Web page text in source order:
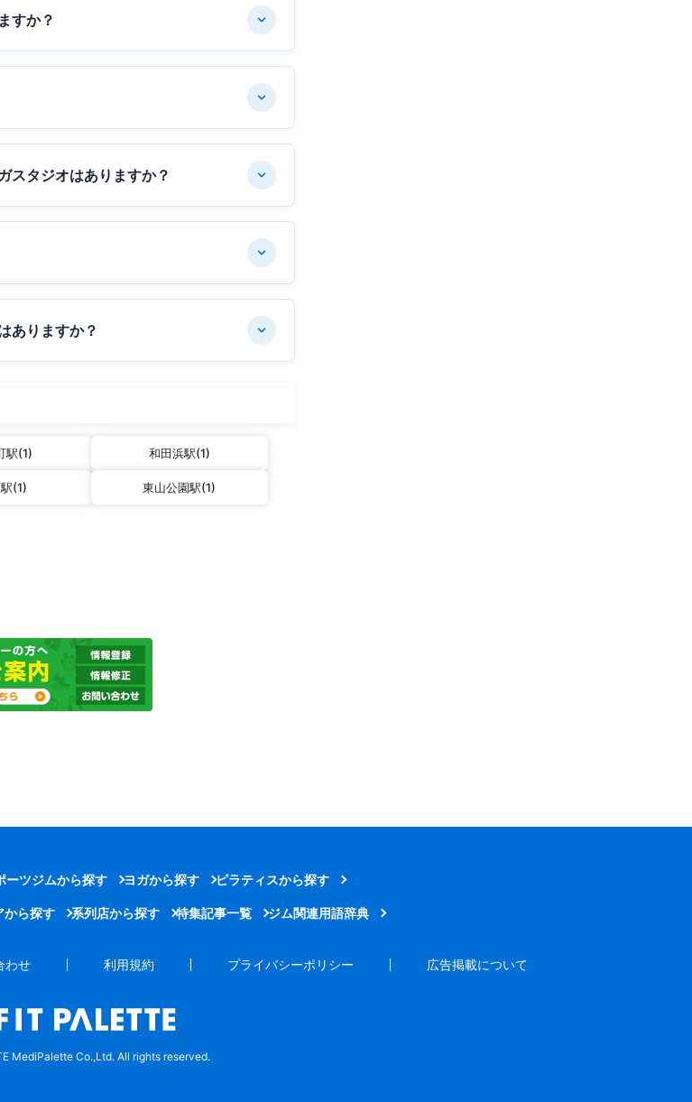
すか？
スタジオはありますか？
ありますか？
駅(1) 和田浜駅(1)
(1) 東山公園駅(1)
ーツジムから探す ヨガから探す ピラティスから探す
から探す 系列店から探す 特集記事一覧 ジム関連用語辞典
わせ 利用規約 プライバシーポリシー 広告掲載について
MediPalette Co.,Ltd. All rights reserved.